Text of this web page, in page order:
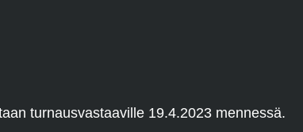
turnausvastaaville 19.4.2023 mennessä.